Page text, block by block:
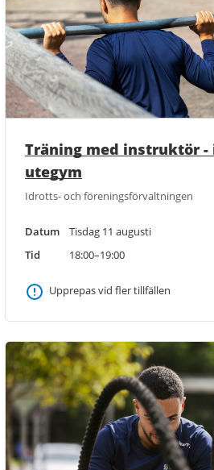
Träning med instruktör -
utegym
Idrotts- och föreningsförvaltningen
Datum
Tisdag 11 augusti
Tid
18:00–19:00
Upprepas vid fler tillfällen